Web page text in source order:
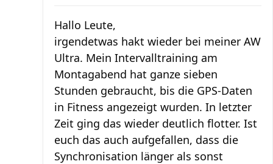
Hallo Leute,
irgendetwas hakt wieder bei meiner AW
Ultra. Mein Intervalltraining am
Montagabend hat ganze sieben
Stunden gebraucht, bis die GPS-Daten
in Fitness angezeigt wurden. In letzter
Zeit ging das wieder deutlich flotter. Ist
euch das auch aufgefallen, dass die
Synchronisation länger als sonst